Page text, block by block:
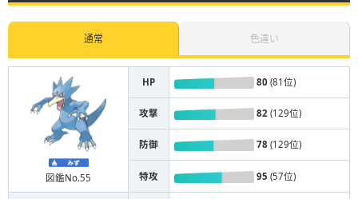
通常 色違い
図鑑No.55
HP 80 (81位)
攻撃 82 (129位)
防御 78 (129位)
特攻 95 (57位)